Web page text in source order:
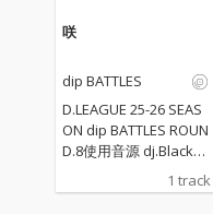
咲
dip BATTLES
D.LEAGUE 25-26 SEAS
ON dip BATTLES ROUN
D.8使用音源 dj.Blackol
1 track